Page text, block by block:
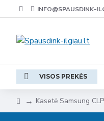
INFO@SPAUSDINK-
VISOS PREKĖS
Kasetė Samsung